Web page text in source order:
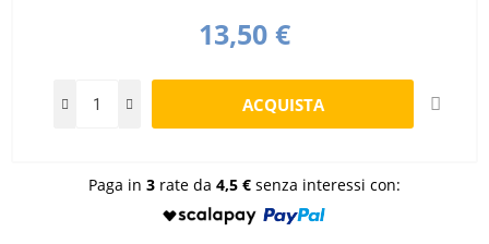
13,50 €
Paga in 3 rate da 4,5 € senza interessi con: